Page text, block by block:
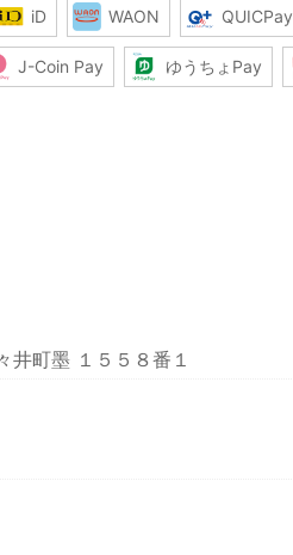
iD WAON QUICPay
J-Coin Pay ゆうちょPay
井町墨 １５５８番１